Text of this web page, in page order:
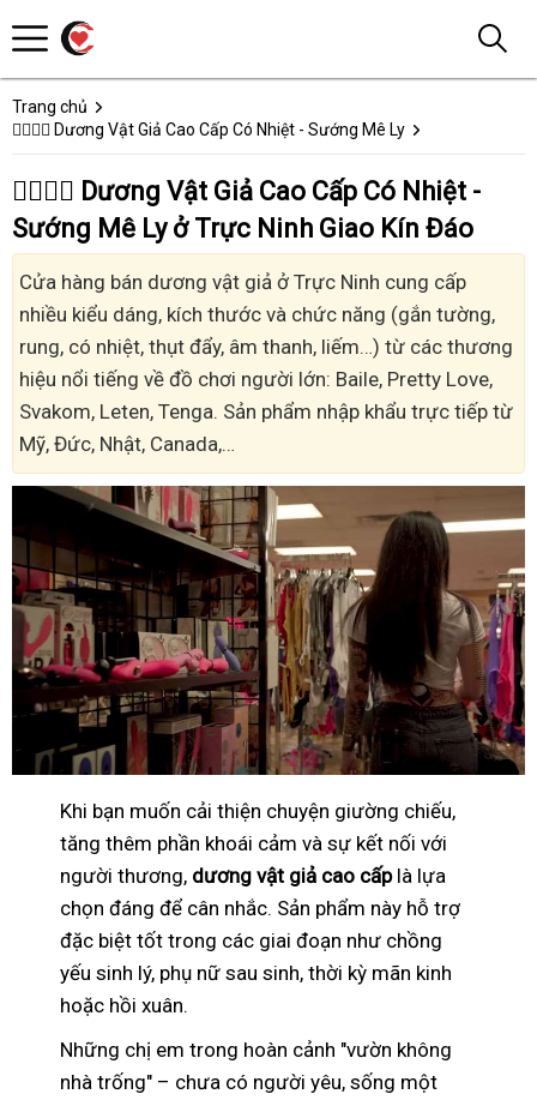
Trang chủ
👩‍❤️‍💋‍👨 Dương Vật Giả Cao Cấp Có Nhiệt - Sướng Mê Ly
👩‍❤️‍💋‍👨 Dương Vật Giả Cao Cấp Có Nhiệt -
Sướng Mê Ly ở Trực Ninh Giao Kín Đáo
Cửa hàng bán dương vật giả ở Trực Ninh cung cấp
nhiều kiểu dáng, kích thước và chức năng (gắn tường,
rung, có nhiệt, thụt đẩy, âm thanh, liếm…) từ các thương
hiệu nổi tiếng về đồ chơi người lớn: Baile, Pretty Love,
Svakom, Leten, Tenga. Sản phẩm nhập khẩu trực tiếp từ
Mỹ, Đức, Nhật, Canada,…
Khi bạn muốn cải thiện chuyện giường chiếu,
tăng thêm phần khoái cảm và sự kết nối với
người thương, dương vật giả cao cấplà lựa
chọn đáng để cân nhắc. Sản phẩm này hỗ trợ
đặc biệt tốt trong các giai đoạn như chồng
yếu sinh lý, phụ nữ sau sinh, thời kỳ mãn kinh
hoặc hồi xuân.
Những chị em trong hoàn cảnh "vườn không
nhà trống" – chưa có người yêu, sống một